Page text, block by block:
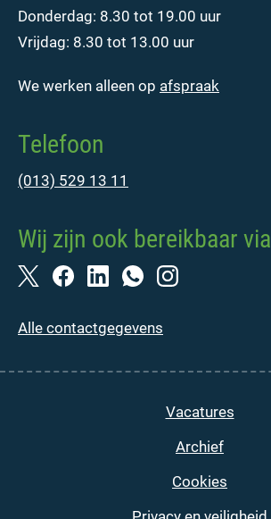
Donderdag: 8.30 tot 19.00 uur
Vrijdag: 8.30 tot 13.00 uur
We werken alleen op afspraak
Telefoon
(013) 529 13 11
Wij zijn ook bereikbaar via
Alle contactgegevens
Vacatures
Archief
Cookies